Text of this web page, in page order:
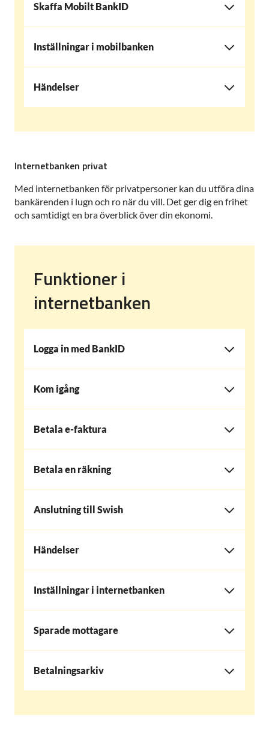
Skaffa Mobilt BankID
Inställningar i mobilbanken
Händelser
Internetbanken privat
Med internetbanken för privatpersoner kan du utföra dina
bankärenden i lugn och ro när du vill. Det ger dig en frihet
och samtidigt en bra överblick över din ekonomi.
Funktioner i
internetbanken
Logga in med BankID
Kom igång
Betala e-faktura
Betala en räkning
Anslutning till Swish
Händelser
Inställningar i internetbanken
Sparade mottagare
Betalningsarkiv